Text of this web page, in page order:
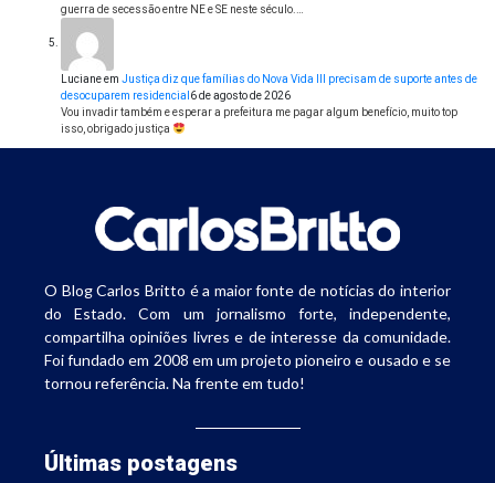
guerra de secessão entre NE e SE neste século.…
Lucianeem Justiça diz que famílias do Nova Vida III precisam de suporte antes de
desocuparem residencial 6 de agosto de 2026
Vou invadir também e esperar a prefeitura me pagar algum benefício, muito top
isso, obrigado justiça
O Blog Carlos Britto é a maior fonte de notícias do interior
do Estado. Com um jornalismo forte, independente,
compartilha opiniões livres e de interesse da comunidade.
Foi fundado em 2008 em um projeto pioneiro e ousado e se
tornou referência. Na frente em tudo!
Últimas postagens